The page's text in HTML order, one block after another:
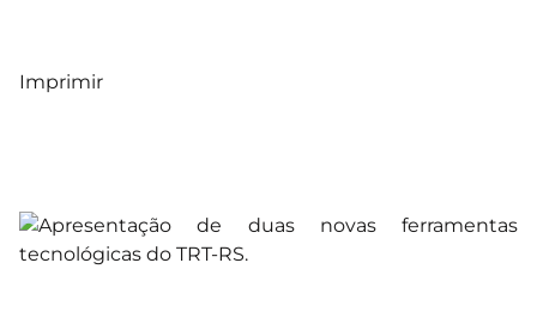
Imprimir